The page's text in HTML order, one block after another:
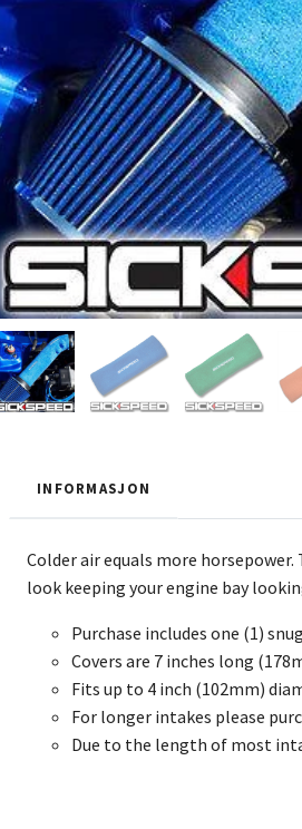
INFORMASJON
Colder air equals more
look keeping your engine bay
Purchase includes one (1)
Covers are 7 inches long
Fits up to 4 inch (102mm)
For longer intakes please
Due to the length of most